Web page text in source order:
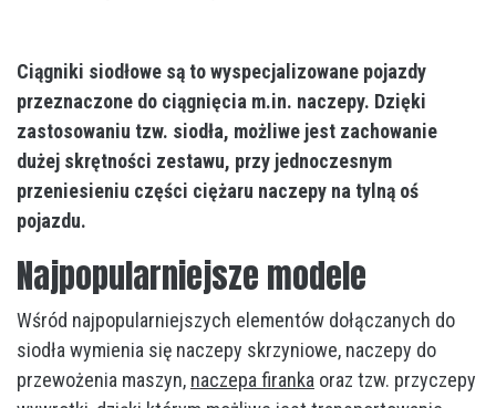
Ciągniki siodłowe są to wyspecjalizowane pojazdy
przeznaczone do ciągnięcia m.in. naczepy. Dzięki
zastosowaniu tzw. siodła, możliwe jest zachowanie
dużej skrętności zestawu, przy jednoczesnym
przeniesieniu części ciężaru naczepy na tylną oś
pojazdu.
Najpopularniejsze modele
Wśród najpopularniejszych elementów dołączanych do
siodła wymienia się naczepy skrzyniowe, naczepy do
przewożenia maszyn, naczepa firanka oraz tzw. przyczepy